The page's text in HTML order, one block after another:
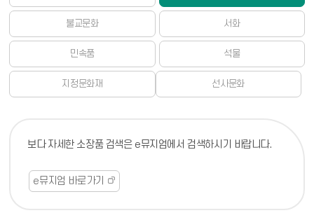
불교문화 서화
민속품 석물
지정문화재 선사문화
보다 자세한 소장품 검색은 e뮤지엄에서 검색하시기 바랍니다.
e뮤지엄 바로가기